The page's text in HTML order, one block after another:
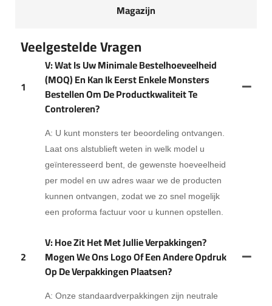
Magazijn
Veelgestelde Vragen
1
V: Wat Is Uw Minimale Bestelhoeveelheid
(MOQ) En Kan Ik Eerst Enkele Monsters
Bestellen Om De Productkwaliteit Te
Controleren?
A: U kunt monsters ter beoordeling ontvangen.
Laat ons alstublieft weten in welk model u
geïnteresseerd bent, de gewenste hoeveelheid
per model en uw adres waar we de producten
kunnen ontvangen, zodat we zo snel mogelijk
een proforma factuur voor u kunnen opstellen.
2
V: Hoe Zit Het Met Jullie Verpakkingen?
Mogen We Ons Logo Of Een Andere Opdruk
Op De Verpakkingen Plaatsen?
A: Onze standaardverpakkingen zijn neutrale